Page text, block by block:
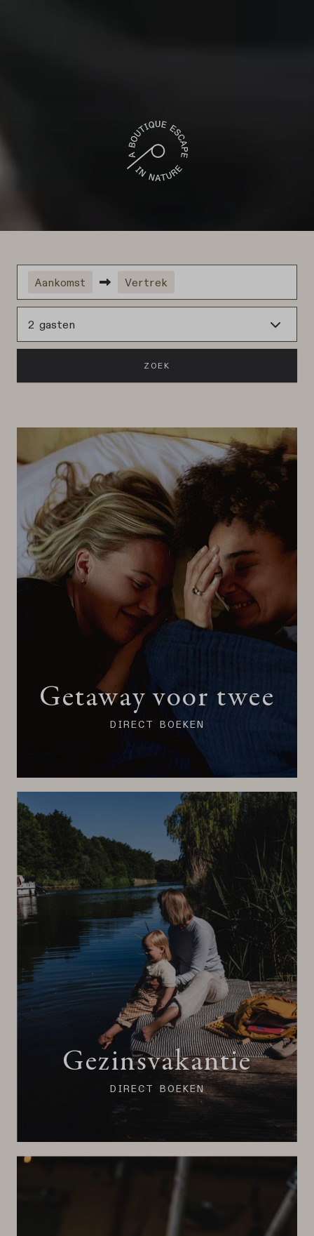
Aankomst Vertrek
2 gasten
ZOEK
Getaway voor twee
DIRECT BOEKEN
Gezinsvakantie
DIRECT BOEKEN